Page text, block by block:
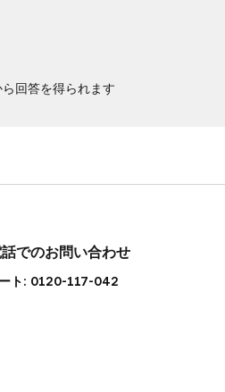
回答を得られます
でのお問い合わせ
ト: 0120-117-042